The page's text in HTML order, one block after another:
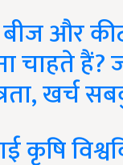
और
चाहते हैं?
खर्च
कृषि